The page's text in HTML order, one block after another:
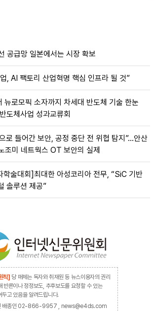
공급망 일본에서는 시장 확보
, AI 팩토리 산업혁명 핵심 인프라 될 것”
뉴로모픽 소자까지 차세대 반도체 기술 한눈
체사업 성과교류회
로 들어간 보안, 공정 중단 전 위협 탐지”…안산
조미 네트웍스 OT 보안의 실제
술대회]최대한 아성코리아 전무, “SiC 기반
솔루션 제공”
칙] 당 매체는 독자와 취재원 등 뉴스이용자의 권리
반론이나 정정보도, 추후보도를 요청할 수 있는
두고 있음을 알려드립니다.
배종인 02-866-9957 , news@e4ds.com